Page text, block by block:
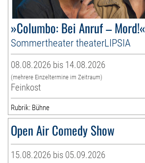
»Columbo: Bei Anruf – Mord!«
Sommertheater theaterLIPSIA
08.08.2026 bis 14.08.2026
(mehrere Einzeltermine im Zeitraum)
Feinkost
Rubrik: Bühne
Open Air Comedy Show
15.08.2026 bis 05.09.2026